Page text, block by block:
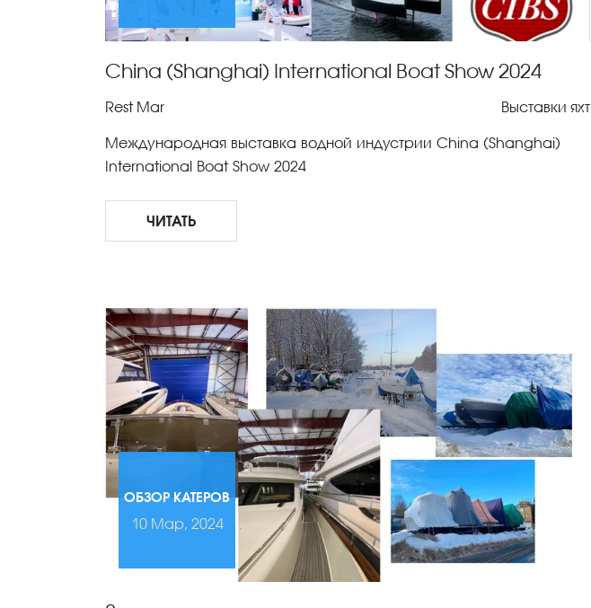
China (Shanghai) International Boat Show 2024
Rest Mar Выставки яхт
Международная выставка водной индустрии China (Shanghai)
International Boat Show 2024
ЧИТАТЬ
ОБЗОР КАТЕРОВ
10 Мар, 2024